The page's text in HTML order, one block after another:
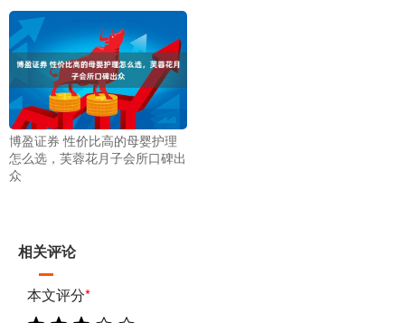
博盈证券 性价比高的母婴护理
怎么选，芙蓉花月子会所口碑出
众
相关评论
本文评分*